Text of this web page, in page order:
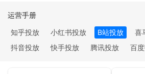
运营手册
知乎投放
小红书投放 B站投放
喜
抖音投放
快手投放 腾讯投放 百